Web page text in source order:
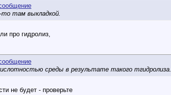
то там выкладкой.
про гидролиз,
среды в результате такого тгидролиза.
не будет - проверьте